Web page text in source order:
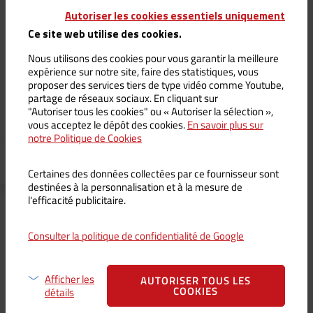
Autoriser les cookies essentiels uniquement
Ce site web utilise des cookies.
Nous utilisons des cookies pour vous garantir la meilleure
expérience sur notre site, faire des statistiques, vous
proposer des services tiers de type vidéo comme Youtube,
partage de réseaux sociaux. En cliquant sur
"Autoriser tous les cookies" ou « Autoriser la sélection »,
vous acceptez le dépôt des cookies.En savoir plus sur
notre Politique de Cookies
Certaines des données collectées par ce fournisseur sont
destinées à la personnalisation et à la mesure de
l'efficacité publicitaire.
Consulter la politique de confidentialité de Google
AUTORISER TOUS LES
COOKIES
Afficher les
détails
Stylo BIC VOLCAN – Bois
Noir
6,50€
AJOUTER AU
PANIER
Stylo BIC VOLCAN – Bois
noir
6,50€TTC /5,42€HT
AJOUTER AU
PANIER